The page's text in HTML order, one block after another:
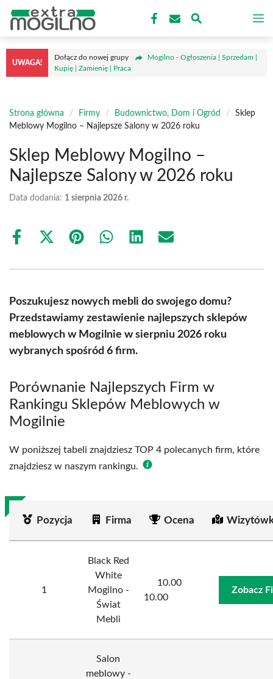
treści
UWAGA!
Dołącz do nowej grupy
Mogilno - Ogłoszenia | Sprzedam |
Kupię | Zamienię | Praca
Strona główna / Firmy / Budownictwo, Dom i Ogród /
Sklep
Meblowy Mogilno – Najlepsze Salony w 2026 roku
Sklep Meblowy Mogilno –
Najlepsze Salony w 2026 roku
Data dodania: 1 sierpnia 2026 r.
Share
Share
(Twitter)
Share Share Share Share
Poszukujesz nowych mebli do swojego domu?
Przedstawiamy zestawienie najlepszych sklepów
meblowych w Mogilnie w sierpniu 2026 roku
wybranych spośród 6 firm.
Porównanie Najlepszych Firm w
Rankingu Sklepów Meblowych w
Mogilnie
W poniższej tabeli znajdziesz TOP 4 polecanych firm, które
znajdziesz w naszym rankingu.
Pozycja Firma Ocena
1
Black Red
White
Mogilno -
Świat
Mebli
10.00
10.00
Zobacz
Salon
meblowy -